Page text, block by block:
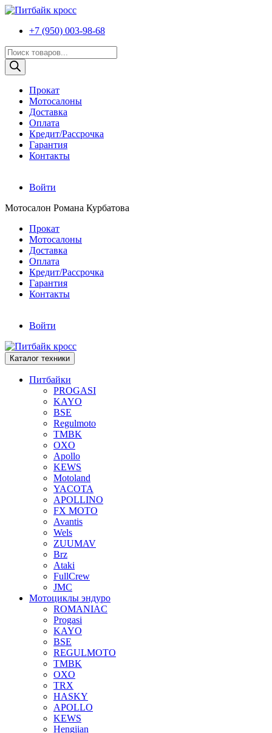
+7 (950) 003-98-68
Поиск
товаров
Прокат
Мотосалоны
Доставка
Оплата
Кредит/Рассрочка
Гарантия
Контакты
Войти
Мотосалон Романа Курбатова
Прокат
Мотосалоны
Доставка
Оплата
Кредит/Рассрочка
Гарантия
Контакты
Войти
Каталог техники
Питбайки
PROGASI
KAYO
BSE
Regulmoto
TMBK
OXO
Apollo
KEWS
Motoland
YACOTA
APOLLINO
FX MOTO
Avantis
Wels
ZUUMAV
Brz
Ataki
FullCrew
JMC
Мотоциклы эндуро
ROMANIAC
Progasi
KAYO
BSE
REGULMOTO
TMBK
OXO
TRX
HASKY
APOLLO
KEWS
Hengjian